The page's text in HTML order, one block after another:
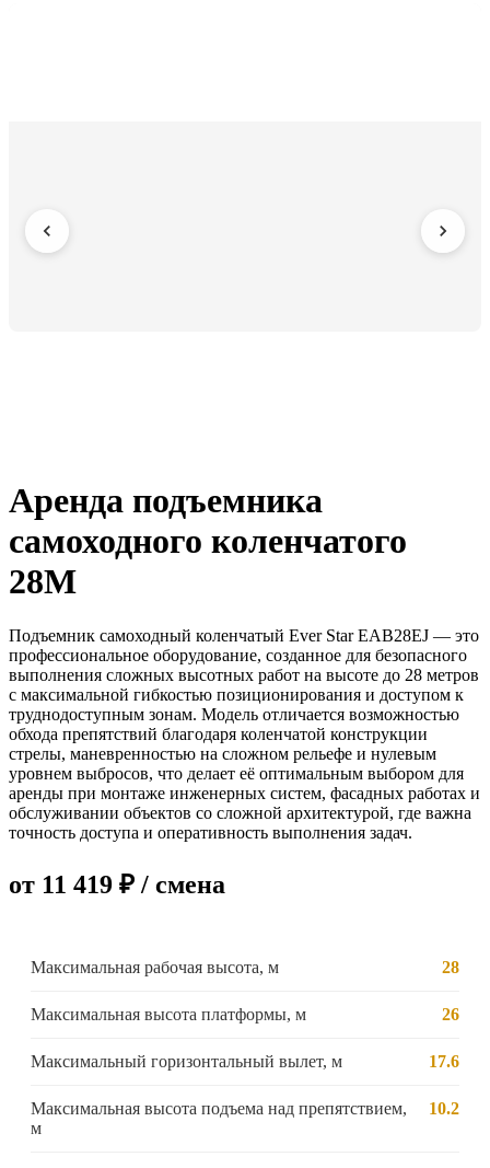
Аренда подъемника
самоходного коленчатого
28M
Подъемник самоходный коленчатый Ever Star EAB28EJ — это
профессиональное оборудование, созданное для безопасного
выполнения сложных высотных работ на высоте до 28 метров
с максимальной гибкостью позиционирования и доступом к
труднодоступным зонам. Модель отличается возможностью
обхода препятствий благодаря коленчатой конструкции
стрелы, маневренностью на сложном рельефе и нулевым
уровнем выбросов, что делает её оптимальным выбором для
аренды при монтаже инженерных систем, фасадных работах и
обслуживании объектов со сложной архитектурой, где важна
точность доступа и оперативность выполнения задач.
от 11 419 ₽ / смена
Максимальная рабочая высота, м 28
Максимальная высота платформы, м 26
Максимальный горизонтальный вылет, м 17.6
Максимальная высота подъема над препятствием,
м
10.2